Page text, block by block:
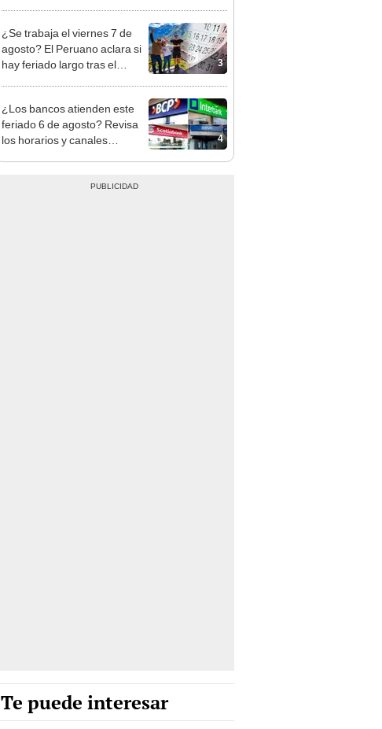
3
¿Se trabaja el viernes 7 de
agosto? El Peruano aclara si
hay feriado largo tras el
4
¿Los bancos atienden este
feriado 6 de agosto? Revisa
los horarios y canales
Te puede interesar